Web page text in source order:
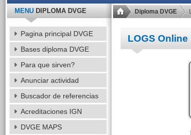
Diploma DVGE
LOGS Online
MENUDIPLOMA DVGE
Pagina principal DVGE
Bases diploma DVGE
Para que sirven?
Anunciar actividad
Buscador de referencias
Acreditaciones IGN
DVGE MAPS